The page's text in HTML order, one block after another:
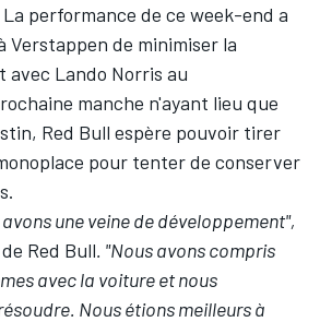
performance de ce week-end a
Verstappen de minimiser la
avec Lando Norris au
manche n'ayant lieu que
Red Bull espère pouvoir tirer
pour tenter de conserver
une veine de développement",
Red Bull. "Nous avons compris
avec la voiture et nous
Nous étions meilleurs à